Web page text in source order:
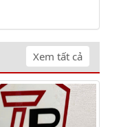
Xem tất cả